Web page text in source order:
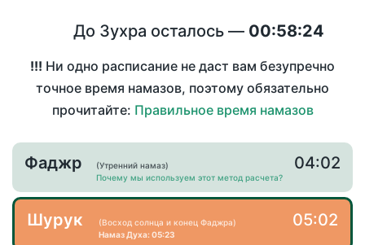
До Зухра осталось — 00:58:24
!!! Ни одно расписание не даст вам безупречно
точное время намазов, поэтому обязательно
прочитайте: Правильное время намазов
Фаджр
(Утренний намаз)
Почему мы используем этот метод расчета?
04:02
Шурук
(Восход солнца и конец Фаджра)
Намаз Духа: 05:23
05:02